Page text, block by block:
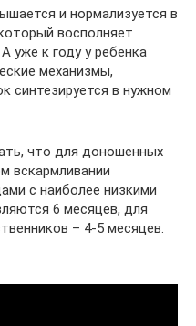
и нормализуется в
восполняет
уже к году у ребенка
механизмы,
синтезируется в нужном
что для доношенных
вскармливании
с наиболее низкими
6 месяцев, для
– 4-5 месяцев.